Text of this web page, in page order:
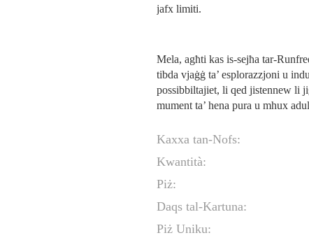
jafx limiti.
Mela, agħti kas is-sejħa tar-
tibda vjaġġ ta’ esplorazzjoni u
possibbiltajiet, li qed jistennew li
mument ta’ hena pura u mhux
Kaxxa tan-Nofs:
Kwantità:
Piż:
Daqs tal-Kartuna:
Piż Uniku: